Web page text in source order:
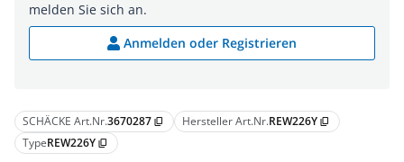
SCHÄCKE Art.Nr.3670287 content_copy Hersteller Art.Nr.REW226Y content_copy
TypeREW226Y content_copy
melden Sie sich an.
Anmelden oder Registrieren